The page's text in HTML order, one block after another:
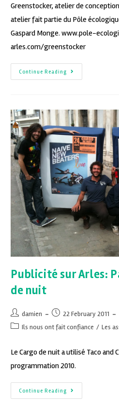
Greenstocker, atelier de
atelier fait partie du Pôle
Gaspard Monge. www.pole-
arles.com/greenstocker
Continue Reading
Publicité sur Arles:
de nuit
damien
22 February 2011
Ils nous ont fait confiance / Les
Le Cargo de nuit a utilisé Taco and
programmation 2010.
Continue Reading